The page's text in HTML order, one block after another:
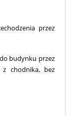
przez
budynku przez
z chodnika, bez